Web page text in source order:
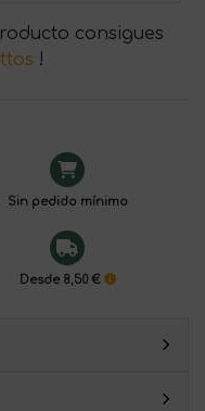
consigues
!
Sin pedido mínimo
Desde 8,50 €